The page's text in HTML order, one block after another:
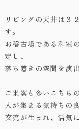
リビングの天井は３
す。
お稽古場である和室
定し、
落ち着きの空間を演
ご来客も多いこちら
人が集まる気持ちの
交流が生まれ、活気